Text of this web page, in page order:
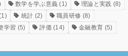
数学を学ぶ意義 (1) 理論と実践 (8)
統計 (2) 職員研修 (8)
学習 (5) 評価 (14) 金融教育 (5)